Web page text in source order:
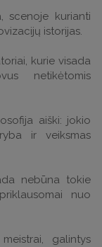
scenoje kurianti
istorijas.
kurie visada
netikėtomis
aiški: jokio
ir veiksmas
nebūna tokie
nuo
galintys